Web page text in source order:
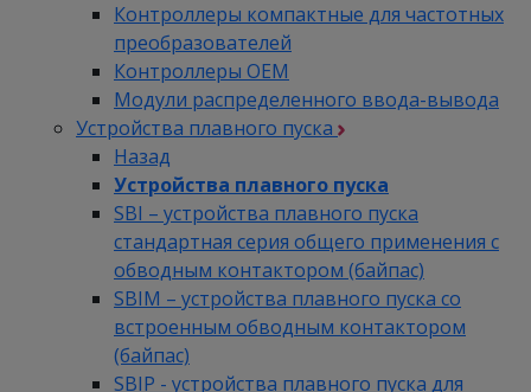
Контроллеры компактные для частотных
преобразователей
Контроллеры ОЕМ
Модули распределенного ввода-вывода
Устройства плавного пуска
Назад
Устройства плавного пуска
SBI – устройства плавного пуска
стандартная серия общего применения с
обводным контактором (байпас)
SBIM – устройства плавного пуска со
встроенным обводным контактором
(байпас)
SBIP - устройства плавного пуска для